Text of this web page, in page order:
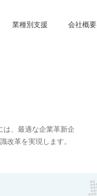
業種別支援 会社概要
、最適な企業革新企
改革を実現します。